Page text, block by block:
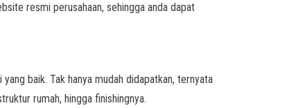
resmi perusahaan, sehingga anda dapat
baik. Tak hanya mudah didapatkan, ternyata
rumah, hingga finishingnya.